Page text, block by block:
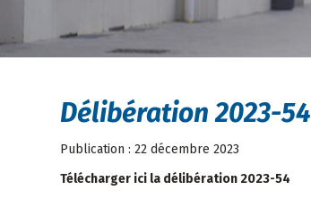
Délibération 2023-54
Publication : 22 décembre 2023
Télécharger ici la délibération 2023-54